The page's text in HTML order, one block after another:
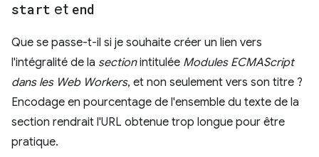
start et end
Que se passe-t-il si je souhaite créer un lien vers
l'intégralité de la sectionintitulée Modules ECMAScript
dans les Web Workers, et non seulement vers son titre ?
Encodage en pourcentage de l'ensemble du texte de la
section rendrait l'URL obtenue trop longue pour être
pratique.